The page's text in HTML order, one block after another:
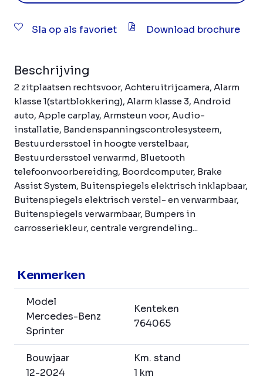
Sla op als favoriet Download brochure
Beschrijving
2 zitplaatsen rechtsvoor, Achteruitrijcamera, Alarm
klasse 1(startblokkering), Alarm klasse 3, Android
auto, Apple carplay, Armsteun voor, Audio-
installatie, Bandenspanningscontrolesysteem,
Bestuurdersstoel in hoogte verstelbaar,
Bestuurdersstoel verwarmd, Bluetooth
telefoonvoorbereiding, Boordcomputer, Brake
Assist System, Buitenspiegels elektrisch inklapbaar,
Buitenspiegels elektrisch verstel- en verwarmbaar,
Buitenspiegels verwarmbaar, Bumpers in
carrosseriekleur, centrale vergrendeling...
Kenmerken
Model
Mercedes-Benz
Sprinter
Kenteken
764065
Bouwjaar
12-2024
Km. stand
1 km